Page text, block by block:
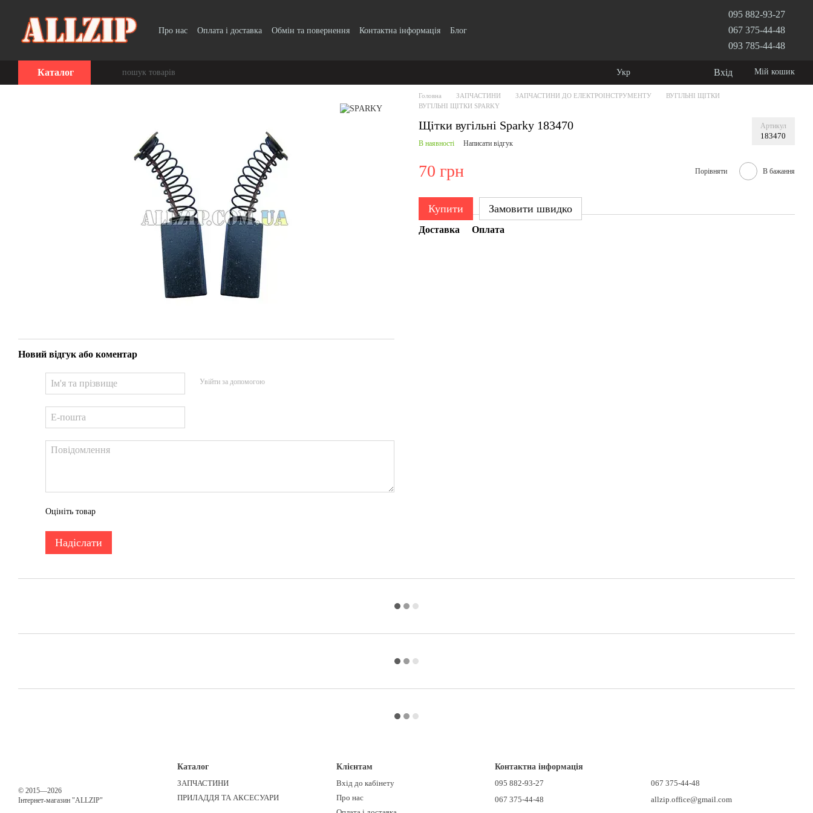
Про нас Оплата і доставка Обмін та повернення Контактна інформація Блог
095 882-93-27
067 375-44-48
093 785-44-48
Каталог Укр Вхід Мій кошик
Новий відгук або коментар
Увійти за допомогою
Оцініть товар
Надіслати
Головна ЗАПЧАСТИНИ ЗАПЧАСТИНИ ДО ЕЛЕКТРОІНСТРУМЕНТУ
ВУГІЛЬНІ ЩІТКИ
ВУГІЛЬНІ ЩІТКИ SPARKY
Щітки вугільні Sparky 183470 Артикул
183470
В наявності Написати відгук
70 грн Порівняти В бажання
Купити Замовити швидко
Доставка Оплата
© 2015—2026
Інтернет-магазин "ALLZIP"
Каталог
ЗАПЧАСТИНИ
ПРИЛАДДЯ ТА АКСЕСУАРИ
Клієнтам
Вхід до кабінету
Про нас
Контактна інформація
095 882-93-27
067 375-44-48
067 375-44-48
allzip.office@gmail.com